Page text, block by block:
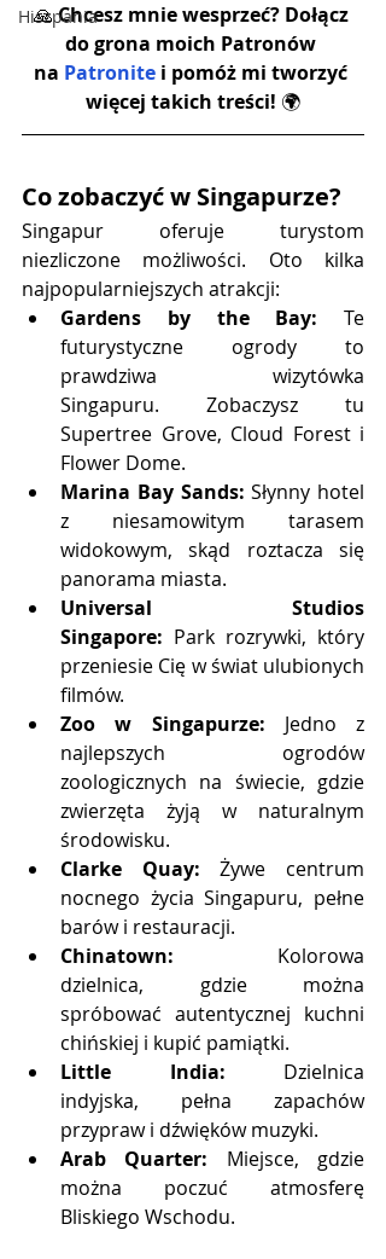
Hiszpania
🙏 Chcesz mnie wesprzeć? Dołącz
do grona moich Patronów
na Patronite i pomóż mi tworzyć
więcej takich treści! 🌍
Co zobaczyć w Singapurze?
Singapur oferuje turystom
niezliczone możliwości. Oto kilka
najpopularniejszych atrakcji:
Gardens by the Bay: Te
futurystyczne ogrody to
prawdziwa wizytówka
Singapuru. Zobaczysz tu
Supertree Grove, Cloud Forest i
Flower Dome.
Marina Bay Sands: Słynny hotel
z niesamowitym tarasem
widokowym, skąd roztacza się
panorama miasta.
Universal Studios
Singapore: Park rozrywki, który
przeniesie Cię w świat ulubionych
filmów.
Zoo w Singapurze: Jedno z
najlepszych ogrodów
zoologicznych na świecie, gdzie
zwierzęta żyją w naturalnym
środowisku.
Clarke Quay: Żywe centrum
nocnego życia Singapuru, pełne
barów i restauracji.
Chinatown: Kolorowa
dzielnica, gdzie można
spróbować autentycznej kuchni
chińskiej i kupić pamiątki.
Little India: Dzielnica
indyjska, pełna zapachów
przypraw i dźwięków muzyki.
Arab Quarter: Miejsce, gdzie
można poczuć atmosferę
Bliskiego Wschodu.